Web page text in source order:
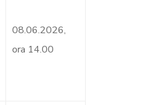
08.06.2026,
ora 14.00